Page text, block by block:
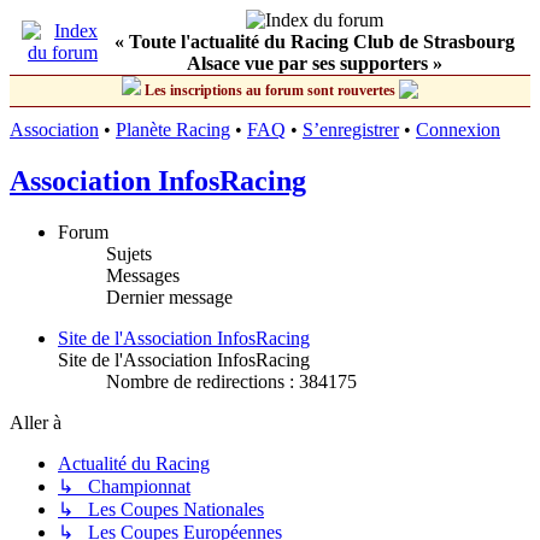
« Toute l'actualité du Racing Club de Strasbourg
Alsace vue par ses supporters »
Les inscriptions au forum sont rouvertes
Association • Planète Racing • FAQ • S’enregistrer• Connexion
Association InfosRacing
Forum
Sujets
Messages
Dernier message
Site de l'Association InfosRacing
Site de l'Association InfosRacing
Nombre de redirections : 384175
Aller à
Actualité du Racing
↳ Championnat
↳ Les Coupes Nationales
↳ Les Coupes Européennes